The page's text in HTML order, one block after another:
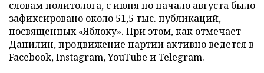
словам политолога, с июня по начало августа было
зафиксировано около 51,5 тыс. публикаций,
посвященных «Яблоку». При этом, как отмечает
Данилин, продвижение партии активно ведется в
Facebook, Instagram, YouTube и Telegram.